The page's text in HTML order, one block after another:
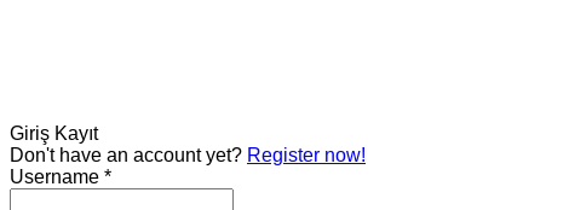
Giriş Kayıt
Don't have an account yet? Register now!
Username *